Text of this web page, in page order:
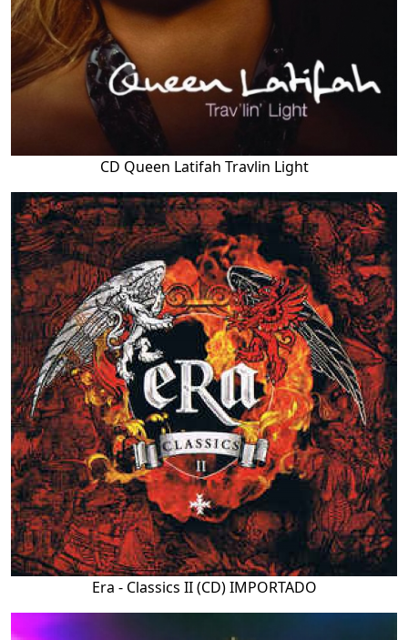
CD Queen Latifah Travlin Light
Era - Classics II (CD) IMPORTADO